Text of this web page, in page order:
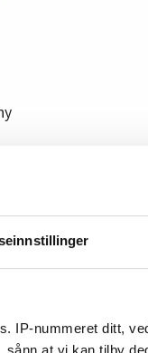
IP-nummeret ditt,
at vi kan tilby
–